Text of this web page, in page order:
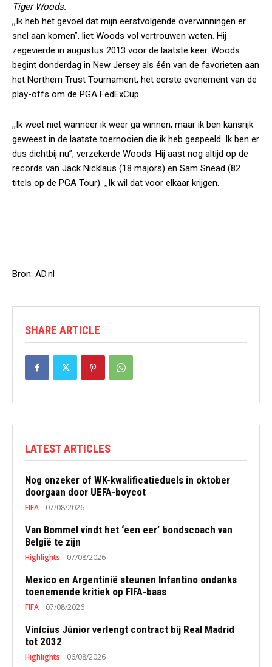
Tiger Woods.
,,Ik heb het gevoel dat mijn eerstvolgende overwinningen er
snel aan komen”, liet Woods vol vertrouwen weten. Hij
zegevierde in augustus 2013 voor de laatste keer. Woods
begint donderdag in New Jersey als één van de favorieten aan
het Northern Trust Tournament, het eerste evenement van de
play-offs om de PGA FedExCup.
,,Ik weet niet wanneer ik weer ga winnen, maar ik ben kansrijk
geweest in de laatste toernooien die ik heb gespeeld. Ik ben er
dus dichtbij nu”, verzekerde Woods. Hij aast nog altijd op de
records van Jack Nicklaus (18 majors) en Sam Snead (82
titels op de PGA Tour). ,,Ik wil dat voor elkaar krijgen.
Bron: AD.nl
SHARE ARTICLE
LATEST ARTICLES
Nog onzeker of WK-kwalificatieduels in oktober
doorgaan door UEFA-boycot
FIFA 07/08/2026
Van Bommel vindt het ‘een eer’ bondscoach van
België te zijn
Highlights 07/08/2026
Mexico en Argentinië steunen Infantino ondanks
toenemende kritiek op FIFA-baas
FIFA 07/08/2026
Vinícius Júnior verlengt contract bij Real Madrid
tot 2032
Highlights 06/08/2026